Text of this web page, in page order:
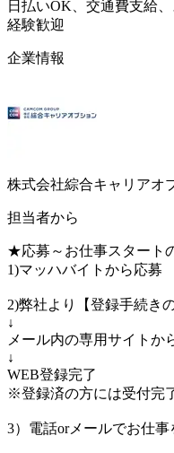
日払いOK、交通費支給
経験歓迎
企業情報
株式会社綜合キャリアオ
担当者から
★応募～お仕事スタート
1)マッハバイトから応募
2)弊社より【登録手続き
↓
メール内の専用サイトか
↓
WEB登録完了
※登録済の方には受付完
3）電話orメールでお仕事